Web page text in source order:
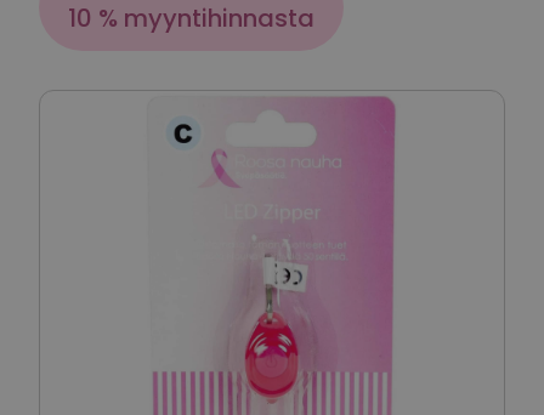
10 % myyntihinnasta